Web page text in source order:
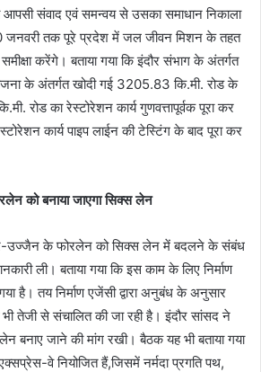
आपसी संवाद एवं समन्वय से उसका समाधान निकाला
जनवरी तक पूरे प्रदेश में जल जीवन मिशन के तहत
करेंगे। बताया गया कि इंदौर संभाग के अंतर्गत
के अंतर्गत खोदी गई 3205.83 कि.मी. रोड के
रोड का रेस्टोरेशन कार्य गुणवत्तापूर्वक पूरा कर
कार्य पाइप लाईन की टेस्टिंग के बाद पूरा कर
को बनाया जाएगा सिक्स लेन
उज्जैन के फोरलेन को सिक्स लेन में बदलने के संबंध
ली। बताया गया कि इस काम के लिए निर्माण
है। तय निर्माण एजेंसी द्वारा अनुबंध के अनुसार
तेजी से संचालित की जा रही है। इंदौर सांसद ने
बनाए जाने की मांग रखी। बैठक यह भी बताया गया
वे नियोजित हैं,‍जिसमें नर्मदा प्रगति पथ,